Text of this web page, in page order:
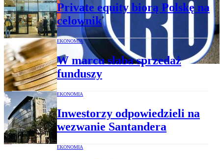
Private equity biorą Polskę na
celownik
EKONOMIA
W marcu słaba sprzedaż
funduszy
EKONOMIA
Inwestorzy odpowiedzieli na
wezwanie Santandera
EKONOMIA